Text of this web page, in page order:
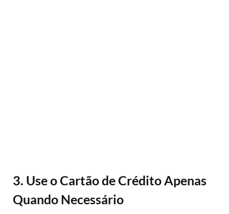
3. Use o Cartão de Crédito Apenas
Quando Necessário